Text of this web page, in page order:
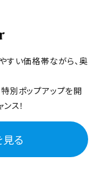
い価格帯ながら、奥
別ポップアップを開
ス！
る